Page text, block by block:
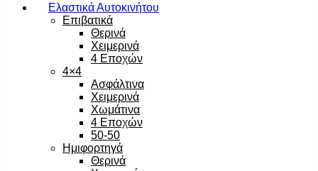
Ελαστικά Αυτοκινήτου
Επιβατικά
Θερινά
Χειμερινά
4 Εποχών
4×4
Ασφάλτινα
Χειμερινά
Χωμάτινα
4 Εποχών
50-50
Ημιφορτηγά
Θερινά